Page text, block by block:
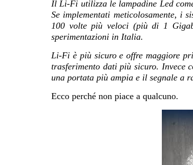
Il Li-Fi utilizza le lampadine Led
Se implementati meticolosamente, i
100 volte più veloci (più di 1
sperimentazioni in Italia.
Li-Fi è più sicuro e offre maggiore
trasferimento dati più sicuro. Invece
una portata più ampia e il segnale a
Ecco perché non piace a qualcuno.